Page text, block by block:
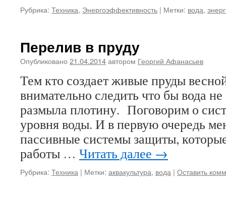
Рубрика: Техника, Энергоэффективность | Метки: вода,
Перелив в пруду
Опубликовано 21.04.2014автором Георгий Афанасьев
Тем кто создает живые пруды
внимательно следить что бы вода
размыла плотину. Поговорим о
уровня воды. И в первую очередь
пассивные системы защиты,
работы … Читать далее →
Рубрика: Техника | Метки: аквакультура, вода | Оставить